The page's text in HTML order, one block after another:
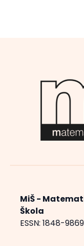
MiŠ -
Škola
ESSN: 1848-9869